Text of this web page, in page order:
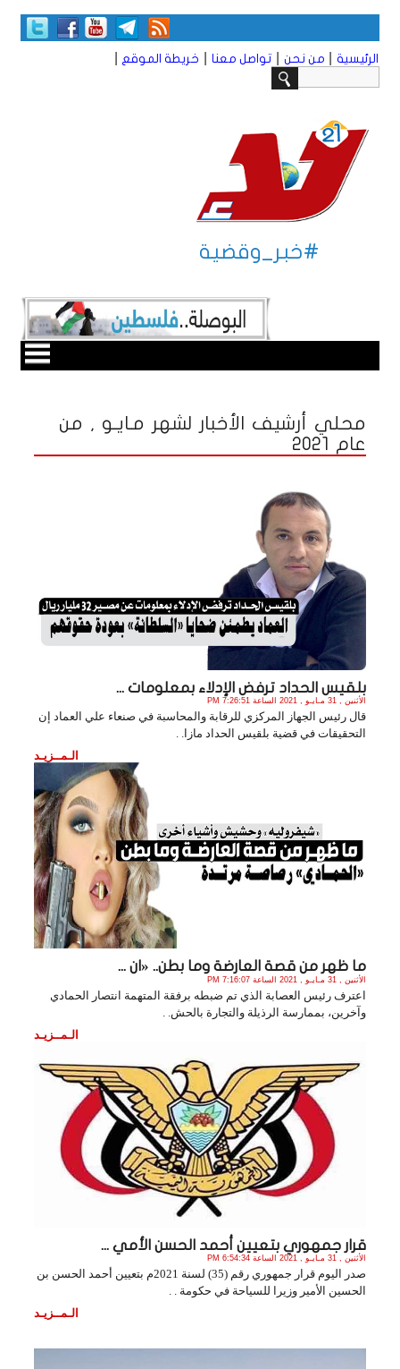
الرئيسية من نحن تواصل معنا خريطة الموقع
#خبر_وقضية
محلي أرشيف الأخبار لشهر مـايـو , من
عام 2021
بلقيس الحداد ترفض الإدلاء بمعلومات ...
الأثنين , 31 مـايـو , 2021 الساعة 7:26:51 PM
قال رئيس الجهاز المركزي للرقابة والمحاسبة في صنعاء علي العماد إن
التحقيقات في قضية بلقيس الحداد مازا. .
الـمــزيـد
ما ظهر من قصة العارضة وما بطن.. «ان ...
الأثنين , 31 مـايـو , 2021 الساعة 7:16:07 PM
‏اعترف رئيس العصابة الذي تم ضبطه برفقة المتهمة انتصار الحمادي
وآخرين، بممارسة الرذيلة والتجارة بالحش. .
الـمــزيـد
قرار جمهوري بتعيين أحمد الحسن الأمي ...
الأثنين , 31 مـايـو , 2021 الساعة 6:54:34 PM
صدر اليوم قرار جمهوري رقم (35) لسنة 2021م بتعيين أحمد الحسن بن
الحسين الأمير وزيرا للسياحة في حكومة . .
الـمــزيـد